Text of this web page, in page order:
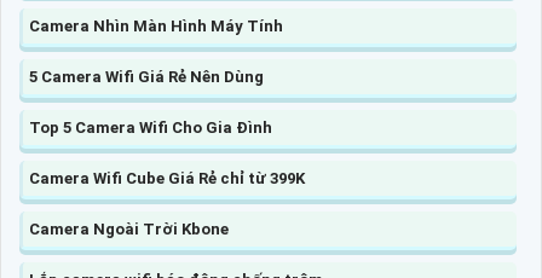
Camera Nhìn Màn Hình Máy Tính
5 Camera Wifi Giá Rẻ Nên Dùng
Top 5 Camera Wifi Cho Gia Đình
Camera Wifi Cube Giá Rẻ chỉ từ 399K
Camera Ngoài Trời Kbone